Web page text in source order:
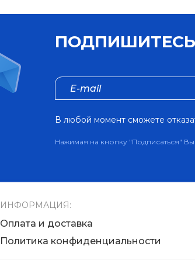
ПОДПИШИТЕСЬ
В любой момент сможете
Нажимая на кнопку "Подписаться"
ИНФОРМАЦИЯ:
Оплата и доставка
Политика конфиденциальности